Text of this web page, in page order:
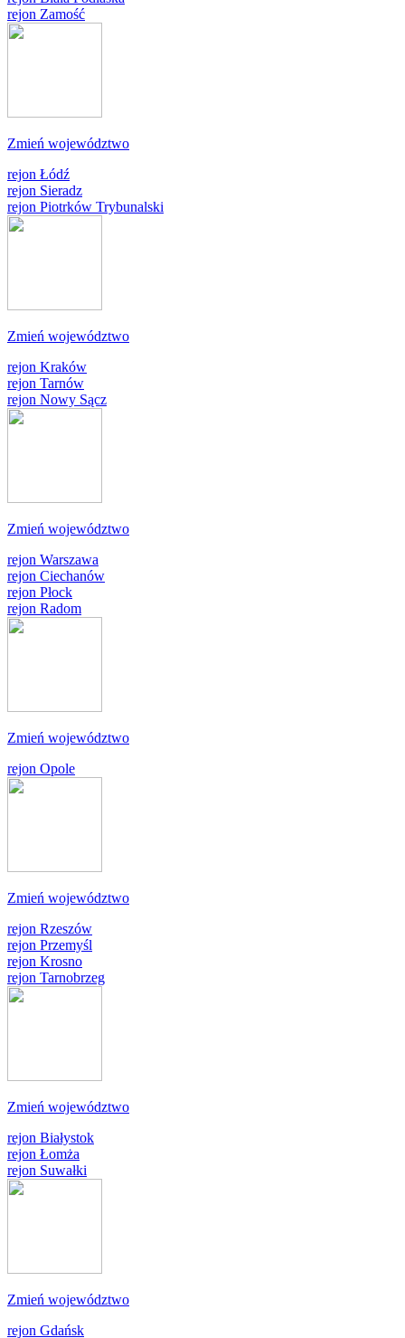
rejon Zamość
Zmień województwo
rejon Łódź
rejon Sieradz
rejon Piotrków Trybunalski
Zmień województwo
rejon Kraków
rejon Tarnów
rejon Nowy Sącz
Zmień województwo
rejon Warszawa
rejon Ciechanów
rejon Płock
rejon Radom
Zmień województwo
rejon Opole
Zmień województwo
rejon Rzeszów
rejon Przemyśl
rejon Krosno
rejon Tarnobrzeg
Zmień województwo
rejon Białystok
rejon Łomża
rejon Suwałki
Zmień województwo
rejon Gdańsk